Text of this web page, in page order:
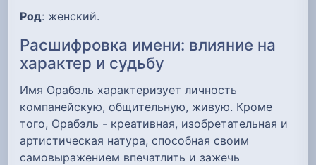
Род: женский.
Расшифровка имени: влияние на
характер и судьбу
Имя Орабэль характеризует личность
компанейскую, общительную, живую. Кроме
того, Орабэль - креативная, изобретательная и
артистическая натура, способная своим
самовыражением впечатлить и зажечь